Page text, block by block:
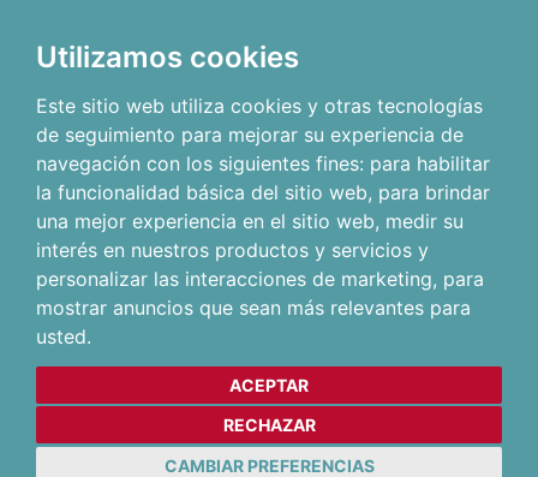
Utilizamos cookies
Este sitio web utiliza cookies y otras tecnologías
de seguimiento para mejorar su experiencia de
navegación con los siguientes fines: para habilitar
la funcionalidad básica del sitio web, para brindar
una mejor experiencia en el sitio web, medir su
interés en nuestros productos y servicios y
personalizar las interacciones de marketing, para
mostrar anuncios que sean más relevantes para
usted.
ACEPTAR
RECHAZAR
CAMBIAR PREFERENCIAS